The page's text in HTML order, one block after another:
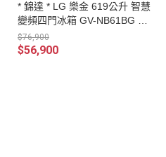
* 錦達 * LG 樂金 619公升 智慧
變頻四門冰箱 GV-NB61BG 曜
石黑鏡面
$76,900
$56,900